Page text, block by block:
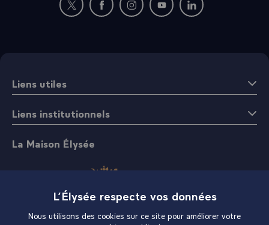
Nouvelle fenêtre : rejoignez-nous sur Twitter
Nouvelle fenêtre : rejoignez-nous sur
Nouvelle fenêtre : rejoignez-nous
Nouvelle fenêtre :
Nouvelle fenêtre :
Liens utiles
Liens institutionnels
La Maison Élysée
L’Élysée respecte vos données
Nous utilisons des cookies sur ce site pour améliorer votre